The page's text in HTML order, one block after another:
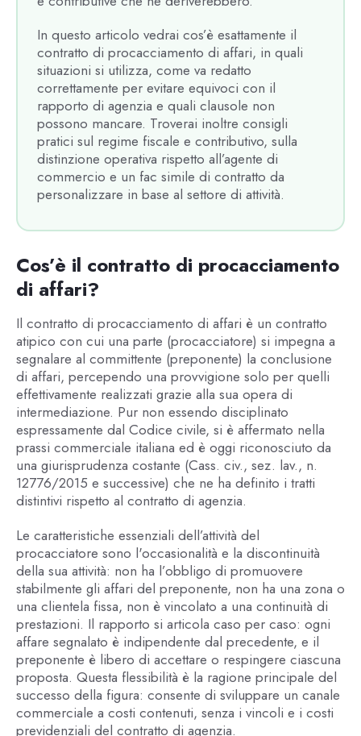
In questo articolo vedrai cos’è esattamente il
contratto di procacciamento di affari, in quali
situazioni si utilizza, come va redatto
correttamente per evitare equivoci con il
rapporto di agenzia e quali clausole non
possono mancare. Troverai inoltre consigli
pratici sul regime fiscale e contributivo, sulla
distinzione operativa rispetto all’agente di
commercio e un fac simile di contratto da
personalizzare in base al settore di attività.
Cos’è il contratto di procacciamento
di affari?
Il contratto di procacciamento di affari è un contratto
atipico con cui una parte (procacciatore) si impegna a
segnalare al committente (preponente) la conclusione
di affari, percependo una provvigione solo per quelli
effettivamente realizzati grazie alla sua opera di
intermediazione. Pur non essendo disciplinato
espressamente dal Codice civile, si è affermato nella
prassi commerciale italiana ed è oggi riconosciuto da
una giurisprudenza costante (Cass. civ., sez. lav., n.
12776/2015 e successive) che ne ha definito i tratti
distintivi rispetto al contratto di agenzia.
Le caratteristiche essenziali dell’attività del
procacciatore sono l'occasionalità e la discontinuità
della sua attività: non ha l’obbligo di promuovere
stabilmente gli affari del preponente, non ha una zona o
una clientela fissa, non è vincolato a una continuità di
prestazioni. Il rapporto si articola caso per caso: ogni
affare segnalato è indipendente dal precedente, e il
preponente è libero di accettare o respingere ciascuna
proposta. Questa flessibilità è la ragione principale del
successo della figura: consente di sviluppare un canale
commerciale a costi contenuti, senza i vincoli e i costi
previdenziali del contratto di agenzia.